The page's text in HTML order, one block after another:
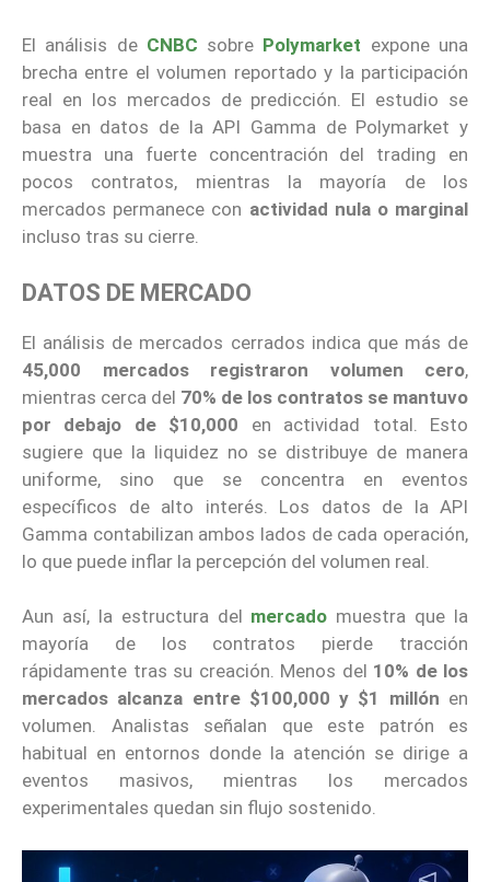
El análisis de CNBC sobre Polymarket expone una
brecha entre el volumen reportado y la participación
real en los mercados de predicción. El estudio se
basa en datos de la API Gamma de Polymarket y
muestra una fuerte concentración del trading en
pocos contratos, mientras la mayoría de los
mercados permanece con actividad nula o marginal
incluso tras su cierre.
DATOS DE MERCADO
El análisis de mercados cerrados indica que más de
45,000 mercados registraron volumen cero,
mientras cerca del 70% de los contratos se mantuvo
por debajo de $10,000 en actividad total. Esto
sugiere que la liquidez no se distribuye de manera
uniforme, sino que se concentra en eventos
específicos de alto interés. Los datos de la API
Gamma contabilizan ambos lados de cada operación,
lo que puede inflar la percepción del volumen real.
Aun así, la estructura del mercado muestra que la
mayoría de los contratos pierde tracción
rápidamente tras su creación. Menos del 10% de los
mercados alcanza entre $100,000 y $1 millón en
volumen. Analistas señalan que este patrón es
habitual en entornos donde la atención se dirige a
eventos masivos, mientras los mercados
experimentales quedan sin flujo sostenido.